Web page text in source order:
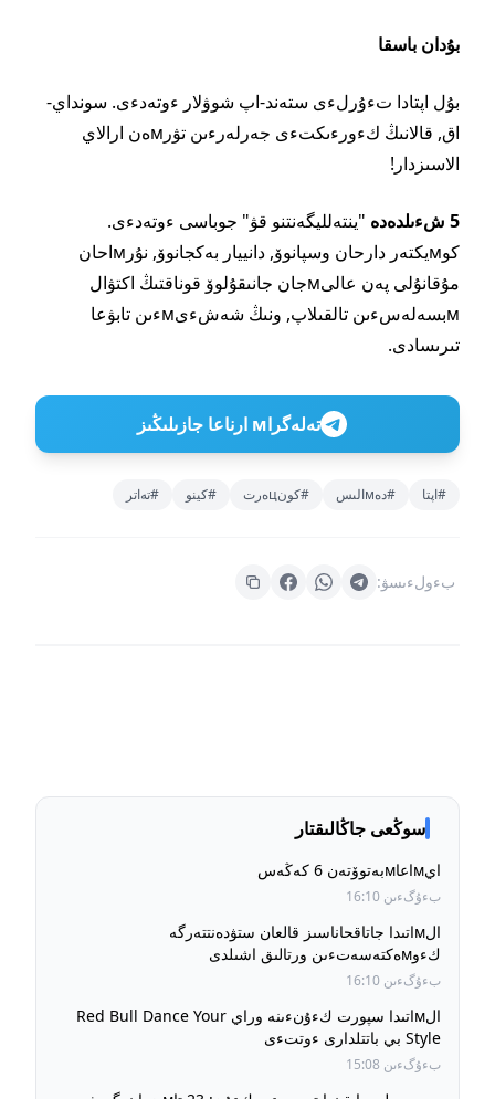
بۇدان باسقا
بۇل اپتادا تءۇرلءى ستەند-اپ شوۋلار ءوتەدءى. سونداي-
اق, قالانىڭ كءورءىكتءى جەرلەرءىن تۋرмەن ارالاي
الاسىزدار!
5 شءىلدەدە
"ينتەلليگەنتنو قۋ" جوباسى ءوتەدءى.
كوмيكتەر دارحان وسپانوۆ, دانييار بەكجانوۆ, نۇرмاحان
مۇقانۇلى پەن عالىмجان جانىقۇلوۆ قوناقتىڭ اكتۋال
мبسەلەسءىن تالقىلاپ, ونىڭ شەشءىмءىن تابۋعا
تىرىسادى.
تەلەگراм ارناعا جازىلىڭىز
#اپتا #دەмالىس #كونцەرت #كينو #تەاتر
بءولءىسۋ:
سوڭعى جاڭالىقتار
ايмاعاмبەتوۆتەن 6 كەڭەس
بءۇگءىن 16:10
الмاتىدا جاتاقحاناسىز قالعان ستۋدەنتتەرگە
كءوмەكتەسەتءىن ورتالىق اشىلدى
بءۇگءىن 16:10
الмاتىدا سپورت كءۇنءىنە وراي Red Bull Dance Your
Style بي باتتلدارى ءوتتءى
بءۇگءىن 15:08